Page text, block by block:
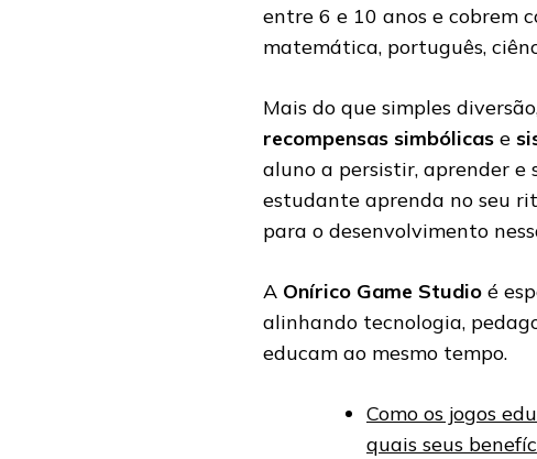
entre 6 e 10 anos e cobrem
matemática, português,
Mais do que simples
recompensas simbólicas e
aluno a persistir, aprender e
estudante aprenda no seu
para o desenvolvimento
A Onírico Game Studio é
alinhando tecnologia,
educam ao mesmo tempo.
Como os jogos
quais seus